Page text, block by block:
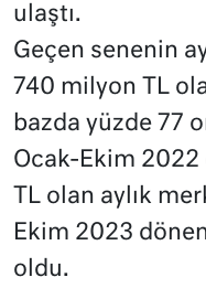
ulaştı.
Geçen senenin
740 milyon TL
bazda yüzde 77
Ocak-Ekim
TL olan aylık
Ekim 2023
oldu.